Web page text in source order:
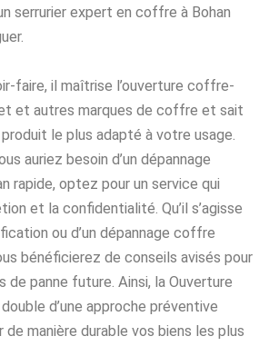
serrurier expert en coffre à Bohan
faire, il maîtrise l’ouverture coffre-
et autres marques de coffre et sait
le plus adapté à votre usage.
auriez besoin d’un dépannage
rapide, optez pour un service qui
et la confidentialité. Qu’il s’agisse
ou d’un dépannage coffre
bénéficierez de conseils avisés pour
de panne future. Ainsi, la Ouverture
d’une approche préventive
manière durable vos biens les plus